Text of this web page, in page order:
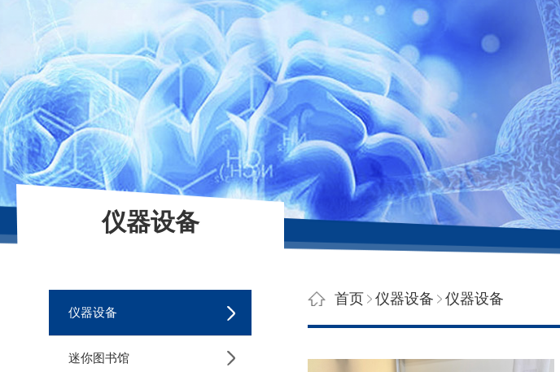
仪器设备
仪器设备
迷你图书馆
首页 仪器设备 仪器设备